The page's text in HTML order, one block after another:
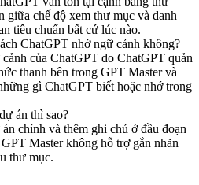
giữa chế độ xem thư mục và danh
tiêu chuẩn bất cứ lúc nào.
ChatGPT nhớ ngữ cảnh không?
của ChatGPT do ChatGPT quản
thanh bên trong GPT Master và
gì ChatGPT biết hoặc nhớ trong
án thì sao?
chính và thêm ghi chú ở đầu đoạn
Master không hỗ trợ gắn nhãn
thư mục.